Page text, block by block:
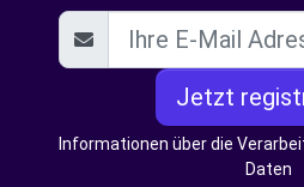
Jetzt
Informationen über die
Daten